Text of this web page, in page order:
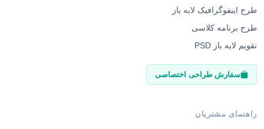
طرح اینفوگرافیک لایه باز
طرح برنامه کلاسی
تقویم لایه باز PSD
سفارش طراحی اختصاصی
راهنمای مشتریان